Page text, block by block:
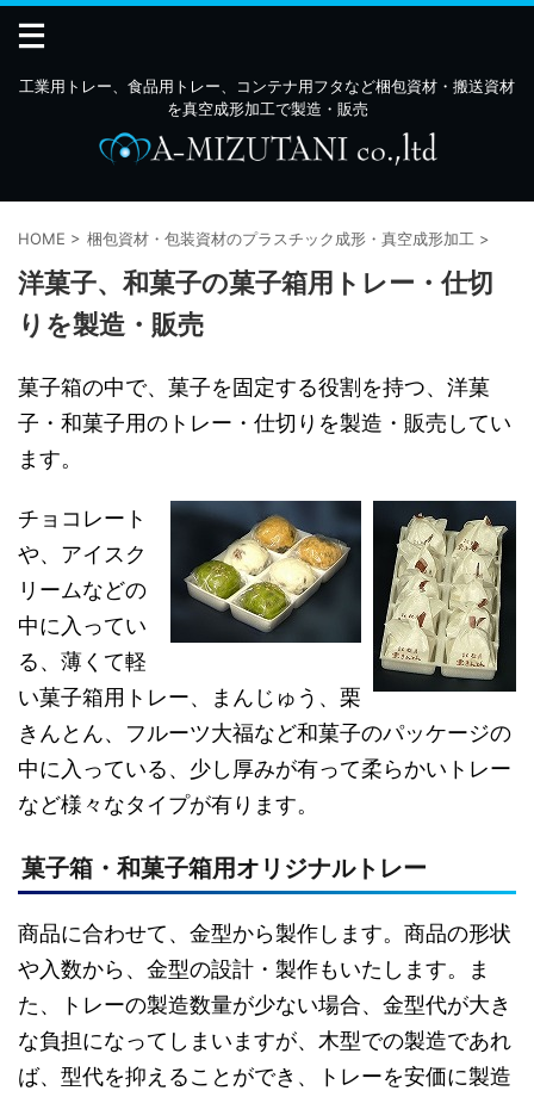
工業用トレー、食品用トレー、コンテナ用フタなど梱包資材・搬送資材
を真空成形加工で製造・販売
HOME > 梱包資材・包装資材のプラスチック成形・真空成形加工 >
洋菓子、和菓子の菓子箱用トレー・仕切
りを製造・販売
菓子箱の中で、菓子を固定する役割を持つ、洋菓
子・和菓子用のトレー・仕切りを製造・販売してい
ます。
チョコレート
や、アイスク
リームなどの
中に入ってい
る、薄くて軽
い菓子箱用トレー、まんじゅう、栗
きんとん、フルーツ大福など和菓子のパッケージの
中に入っている、少し厚みが有って柔らかいトレー
など様々なタイプが有ります。
菓子箱・和菓子箱用オリジナルトレー
商品に合わせて、金型から製作します。商品の形状
や入数から、金型の設計・製作もいたします。ま
た、トレーの製造数量が少ない場合、金型代が大き
な負担になってしまいますが、木型での製造であれ
ば、型代を抑えることができ、トレーを安価に製造